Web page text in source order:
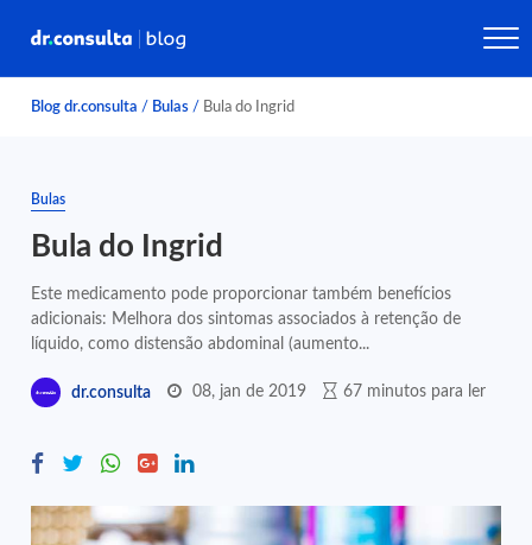
Blog dr.consulta / Bulas / Bula do Ingrid
Bulas
Bula do Ingrid
Este medicamento pode proporcionar também benefícios
adicionais: Melhora dos sintomas associados à retenção de
líquido, como distensão abdominal (aumento...
dr.consulta 08, jan de 2019 67 minutos para ler